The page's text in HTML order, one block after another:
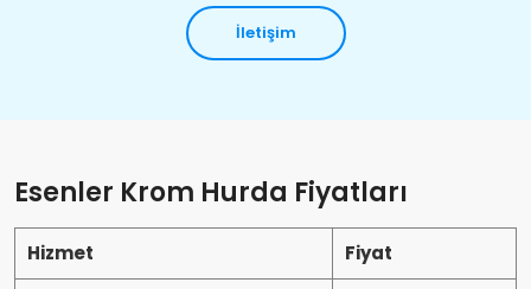
İletişim
Esenler Krom Hurda Fiyatları
Hizmet Fiyat